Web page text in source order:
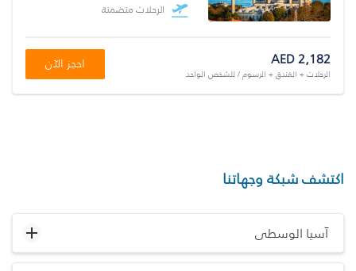
الرحلات متضمنة
AED 2,182
الرحلات + الفندق + الرسوم / للشخص الواحد
احجز الآن
اكتشف شبكة وجهاتنا
آسيا الوسطى